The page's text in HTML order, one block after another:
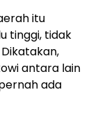
itu
tinggi, tidak
antara lain
ada